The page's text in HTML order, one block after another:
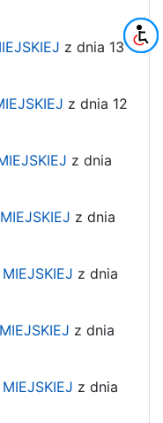
z dnia 13
z dnia 12
z dnia
z dnia
z dnia
z dnia
z dnia